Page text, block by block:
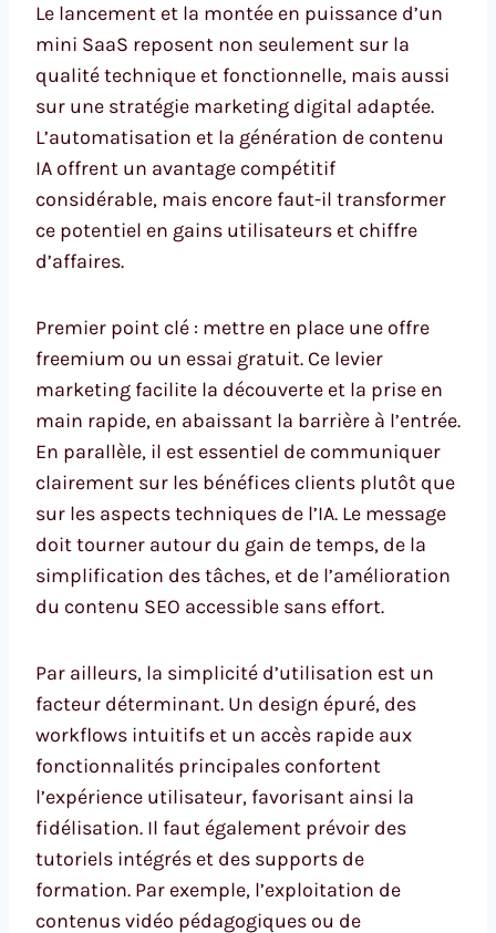
Le lancement et la montée en puissance d’un
mini SaaS reposent non seulement sur la
qualité technique et fonctionnelle, mais aussi
sur une stratégie marketing digital adaptée.
L’automatisation et la génération de contenu
IA offrent un avantage compétitif
considérable, mais encore faut-il transformer
ce potentiel en gains utilisateurs et chiffre
d’affaires.
Premier point clé : mettre en place une offre
freemium ou un essai gratuit. Ce levier
marketing facilite la découverte et la prise en
main rapide, en abaissant la barrière à l’entrée.
En parallèle, il est essentiel de communiquer
clairement sur les bénéfices clients plutôt que
sur les aspects techniques de l’IA. Le message
doit tourner autour du gain de temps, de la
simplification des tâches, et de l’amélioration
du contenu SEO accessible sans effort.
Par ailleurs, la simplicité d’utilisation est un
facteur déterminant. Un design épuré, des
workflows intuitifs et un accès rapide aux
fonctionnalités principales confortent
l’expérience utilisateur, favorisant ainsi la
fidélisation. Il faut également prévoir des
tutoriels intégrés et des supports de
formation. Par exemple, l’exploitation de
contenus vidéo pédagogiques ou de